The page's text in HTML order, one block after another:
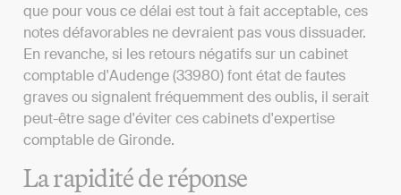
que pour vous ce délai est tout à fait acceptable, ces
notes défavorables ne devraient pas vous dissuader.
En revanche, si les retours négatifs sur un cabinet
comptable d'Audenge (33980) font état de fautes
graves ou signalent fréquemment des oublis, il serait
peut-être sage d'éviter ces cabinets d'expertise
comptable de Gironde.
La rapidité de réponse